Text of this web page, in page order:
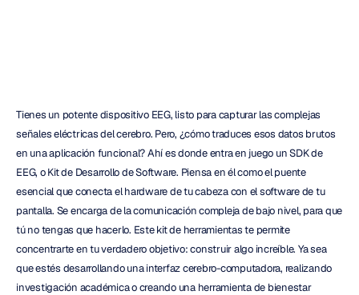
Tienes un potente dispositivo EEG, listo para capturar las complejas
señales eléctricas del cerebro. Pero, ¿cómo traduces esos datos brutos
en una aplicación funcional? Ahí es donde entra en juego un SDK de
EEG, o Kit de Desarrollo de Software. Piensa en él como el puente
esencial que conecta el hardware de tu cabeza con el software de tu
pantalla. Se encarga de la comunicación compleja de bajo nivel, para que
tú no tengas que hacerlo. Este kit de herramientas te permite
concentrarte en tu verdadero objetivo: construir algo increíble. Ya sea
que estés desarrollando una interfaz cerebro-computadora, realizando
investigación académica o creando una herramienta de bienestar